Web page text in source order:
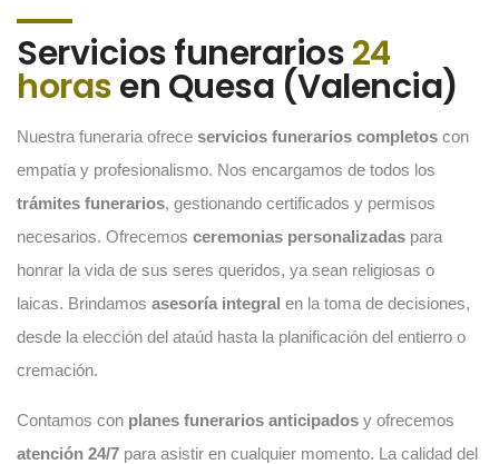
Servicios funerarios24
horasen Quesa (Valencia)
Nuestra funeraria ofrece servicios funerarios completos con
empatía y profesionalismo. Nos encargamos de todos los
trámites funerarios, gestionando certificados y permisos
necesarios. Ofrecemos ceremonias personalizadas para
honrar la vida de sus seres queridos, ya sean religiosas o
laicas. Brindamos asesoría integral en la toma de decisiones,
desde la elección del ataúd hasta la planificación del entierro o
cremación.
Contamos con planes funerarios anticipados y ofrecemos
atención 24/7 para asistir en cualquier momento. La calidad del